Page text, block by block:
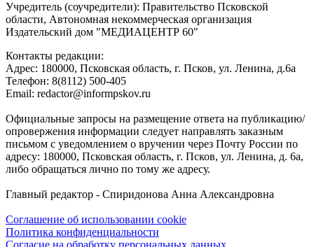
Учредитель (соучредители): Правительство Псковской
области, Автономная некоммерческая организация
Издательский дом "МЕДИАЦЕНТР 60"
Контакты редакции:
Адреc: 180000, Псковская область, г. Псков, ул. Ленина, д.6а
Телефон: 8(8112) 500-405
Email: redactor@informpskov.ru
Официальные запросы на размещение ответа на публикацию/
опровержения информации следует направлять заказным
письмом с уведомлением о вручении через Почту России по
адресу: 180000, Псковская область, г. Псков, ул. Ленина, д. 6а,
либо обращаться лично по тому же адресу.
Главный редактор - Спиридонова Анна Александровна
Соглашение об использовании cookie
Политика конфиденциальности